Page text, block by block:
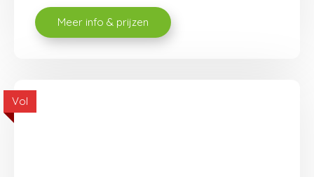
Meer info & prijzen
Vol